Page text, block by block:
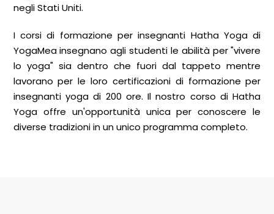
negli Stati Uniti.
I corsi di formazione per insegnanti Hatha Yoga di
YogaMea insegnano agli studenti le abilità per "vivere
lo yoga" sia dentro che fuori dal tappeto mentre
lavorano per le loro certificazioni di formazione per
insegnanti yoga di 200 ore. Il nostro corso di Hatha
Yoga offre un'opportunità unica per conoscere le
diverse tradizioni in un unico programma completo.